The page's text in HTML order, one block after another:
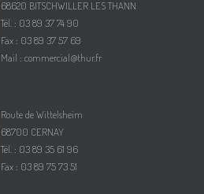
68620 BITSCHWILLER LES THANN
Tél. : 03 89 37 74 90
Fax : 03 89 37 57 69
Mail : commercial@thur.fr
Route de Wittelsheim
68700 CERNAY
Tél. : 03 89 35 61 96
Fax : 03 89 75 73 51